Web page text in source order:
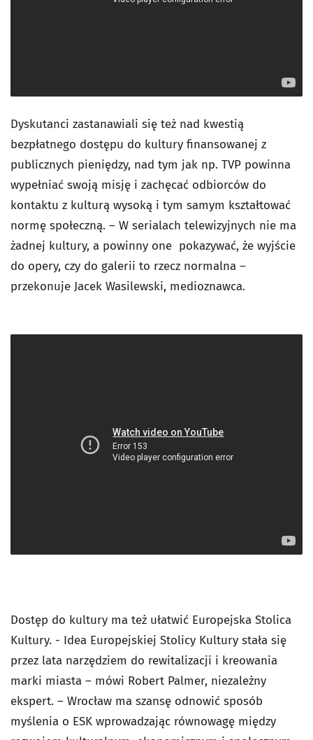
Dyskutanci zastanawiali się też nad kwestią
bezpłatnego dostępu do kultury finansowanej z
publicznych pieniędzy, nad tym jak np. TVP powinna
wypełniać swoją misję i zachęcać odbiorców do
kontaktu z kulturą wysoką i tym samym kształtować
normę społeczną. – W serialach telewizyjnych nie ma
żadnej kultury, a powinny one pokazywać, że wyjście
do opery, czy do galerii to rzecz normalna –
przekonuje Jacek Wasilewski, medioznawca.
Dostęp do kultury ma też ułatwić Europejska Stolica
Kultury. - Idea Europejskiej Stolicy Kultury stała się
przez lata narzędziem do rewitalizacji i kreowania
marki miasta – mówi Robert Palmer, niezależny
ekspert. – Wrocław ma szansę odnowić sposób
myślenia o ESK wprowadzając równowagę między